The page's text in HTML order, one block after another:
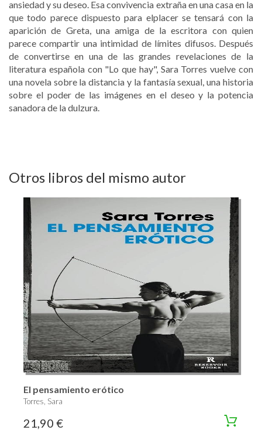
ansiedad y su deseo. Esa convivencia extraña en una casa en la
que todo parece dispuesto para elplacer se tensará con la
aparición de Greta, una amiga de la escritora con quien
parece compartir una intimidad de límites difusos. Después
de convertirse en una de las grandes revelaciones de la
literatura española con "Lo que hay", Sara Torres vuelve con
una novela sobre la distancia y la fantasía sexual, una historia
sobre el poder de las imágenes en el deseo y la potencia
sanadora de la dulzura.
Otros libros del mismo autor
El pensamiento erótico
Torres, Sara
21,90 €